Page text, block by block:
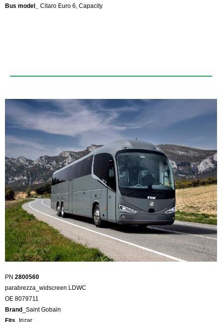
Bus model_ Citaro Euro 6, Capacity
PN 2800560
parabrezza_widscreen LDWC
OE 8079711
Brand
_Saint Gobain
Fits _Irizar